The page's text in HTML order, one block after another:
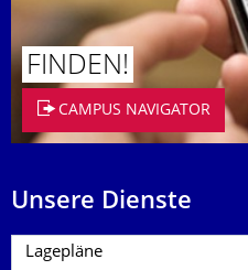
FINDEN!
CAMPUS NAVIGATOR
Unsere Dienste